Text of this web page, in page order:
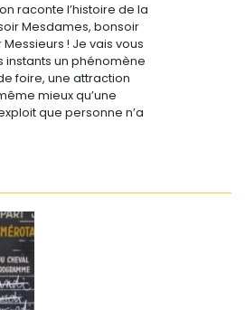
raconte l’histoire de la
Mesdames, bonsoir
! Je vais vous
un phénomène
foire, une attraction
mieux qu’une
que personne n’a